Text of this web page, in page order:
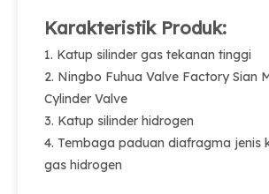
Karakteristik Produk:
1. Katup silinder gas tekanan tinggi
2. Ningbo Fuhua Valve Factory Sian
Cylinder Valve
3. Katup silinder hidrogen
4. Tembaga paduan diafragma jenis
gas hidrogen